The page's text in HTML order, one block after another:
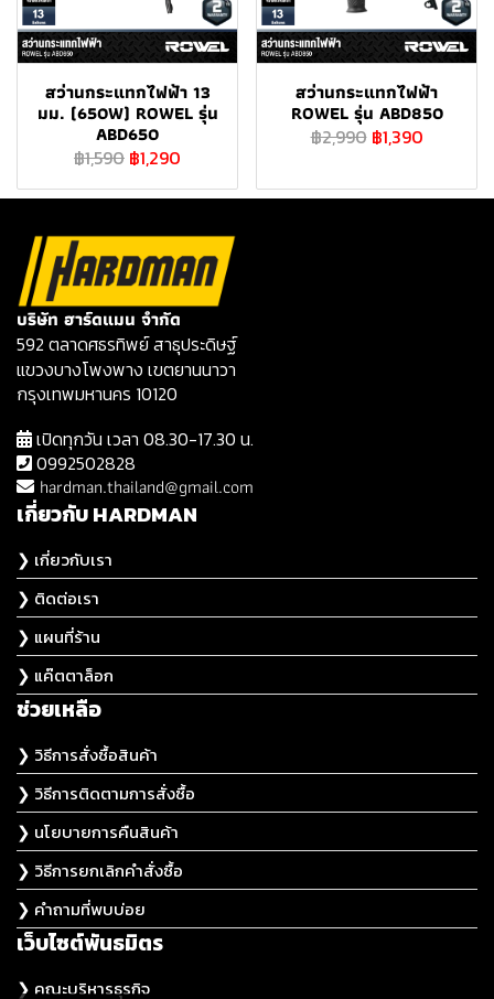
สว่านกระแทกไฟฟ้า 13
มม. (650W) ROWEL รุ่น
ABD650
฿1,590 ฿1,290
สว่านกระแทกไฟฟ้า
ROWEL รุ่น ABD850
฿2,990 ฿1,390
บริษัท ฮาร์ดแมน จำกัด
592 ตลาดศธรทิพย์ สาธุประดิษฐ์
แขวงบางโพงพาง เขตยานนาวา
กรุงเทพมหานคร 10120
เปิดทุกวัน เวลา 08.30-17.30 น.
0992502828
hardman.thailand@gmail.com
เกี่ยวกับ HARDMAN
❯ เกี่ยวกับเรา
❯ ติดต่อเรา
❯ แผนที่ร้าน
❯ แค๊ตตาล็อก
ช่วยเหลือ
❯ วิธีการสั่งซื้อสินค้า
❯ วิธีการติดตามการสั่งซื้อ
❯ นโยบายการคืนสินค้า
❯ วิธีการยกเลิกคำสั่งซื้อ
❯ คำถามที่พบบ่อย
เว็บไซต์พันธมิตร
❯ คณะบริหารธุรกิจ